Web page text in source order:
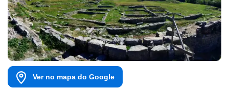
Ver no mapa do Google